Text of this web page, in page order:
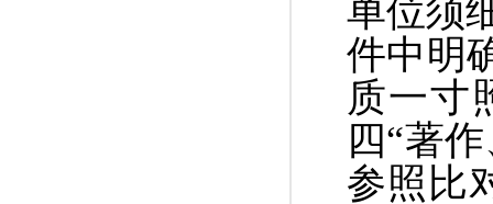
单位须
件中明
质一寸
四“著
参照比